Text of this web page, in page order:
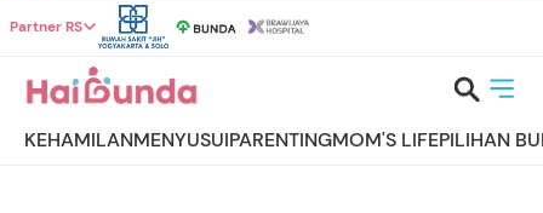
Partner RS
KEHAMILANMENYUSUIPARENTINGMOM'S LIFEPILIHAN